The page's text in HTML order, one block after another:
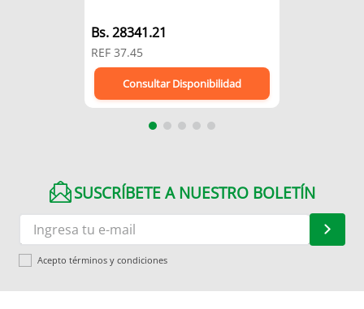
Bs.28341.21
REF 37.45
Consultar Disponibilidad
SUSCRÍBETE A NUESTRO BOLETÍN
Acepto términos y condiciones